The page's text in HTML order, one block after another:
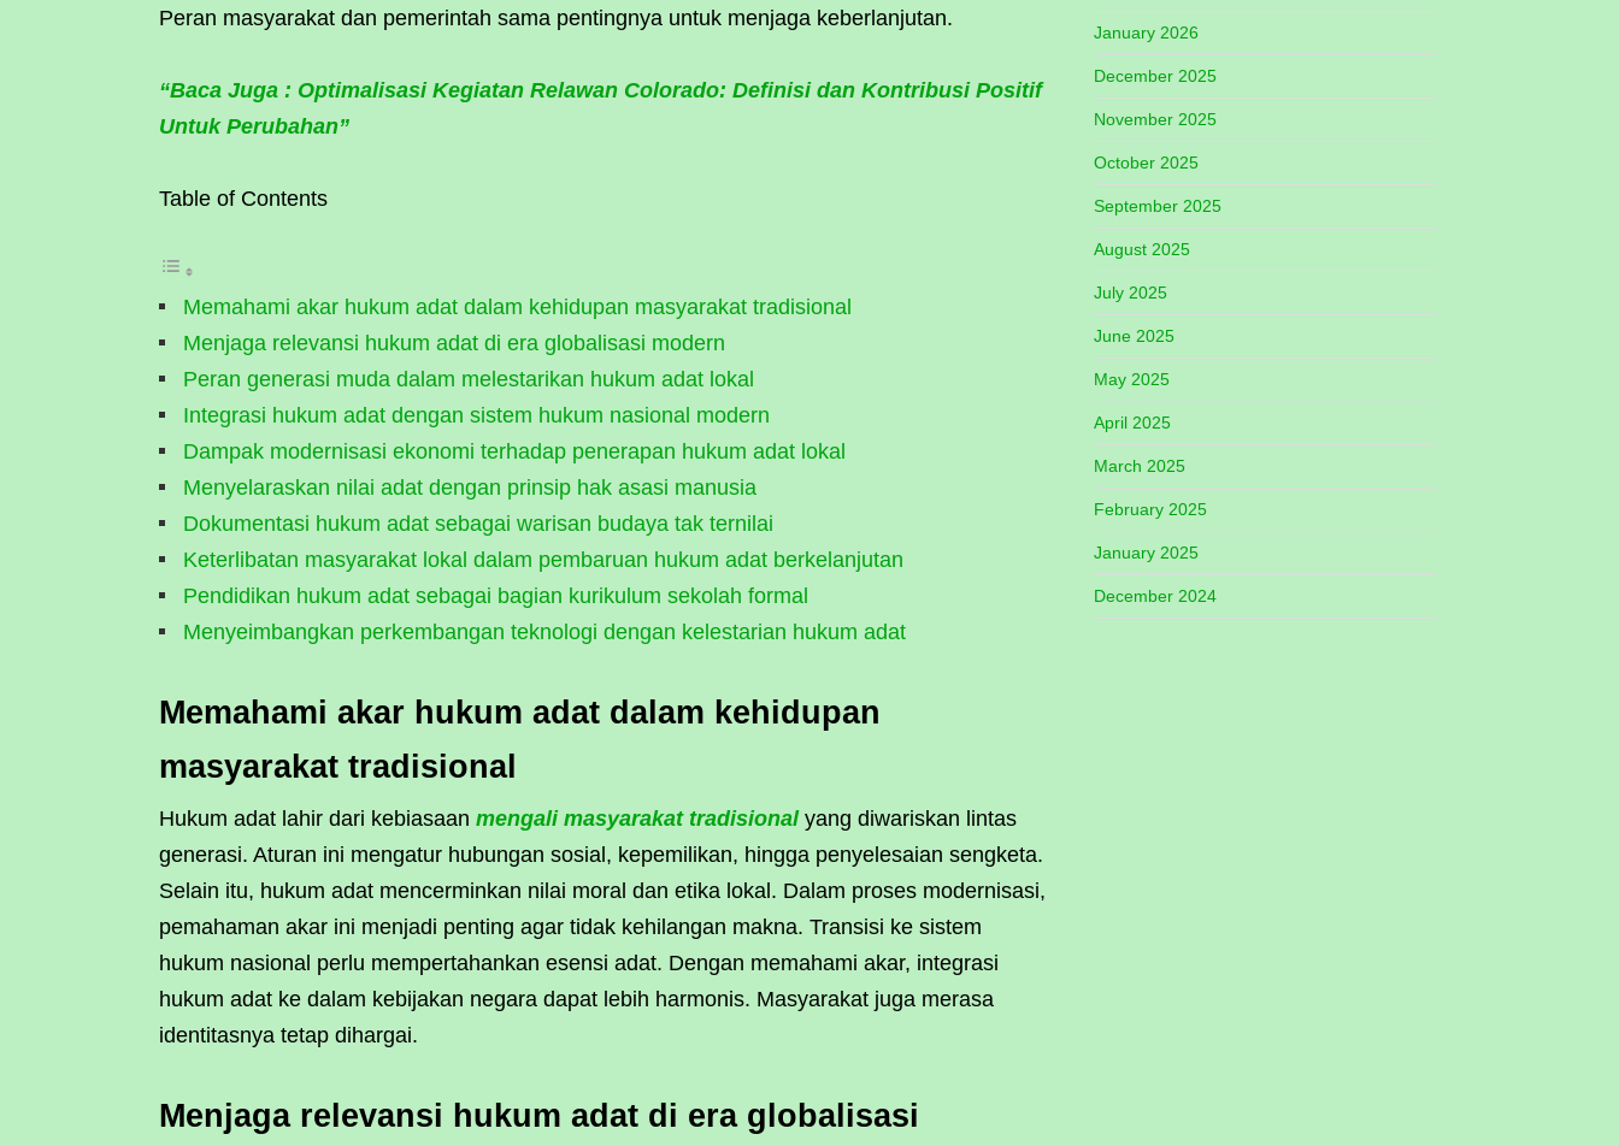
Peran masyarakat dan pemerintah sama pentingnya untuk menjaga keberlanjutan.
“Baca Juga : Optimalisasi Kegiatan Relawan Colorado: Definisi dan Kontribusi Positif
Untuk Perubahan”
Table of Contents
Memahami akar hukum adat dalam kehidupan masyarakat tradisional
Menjaga relevansi hukum adat di era globalisasi modern
Peran generasi muda dalam melestarikan hukum adat lokal
Integrasi hukum adat dengan sistem hukum nasional modern
Dampak modernisasi ekonomi terhadap penerapan hukum adat lokal
Menyelaraskan nilai adat dengan prinsip hak asasi manusia
Dokumentasi hukum adat sebagai warisan budaya tak ternilai
Keterlibatan masyarakat lokal dalam pembaruan hukum adat berkelanjutan
Pendidikan hukum adat sebagai bagian kurikulum sekolah formal
Menyeimbangkan perkembangan teknologi dengan kelestarian hukum adat
Memahami akar hukum adat dalam kehidupan
masyarakat tradisional
Hukum adat lahir dari kebiasaan mengali masyarakat tradisionalyang diwariskan lintas
generasi. Aturan ini mengatur hubungan sosial, kepemilikan, hingga penyelesaian sengketa.
Selain itu, hukum adat mencerminkan nilai moral dan etika lokal. Dalam proses modernisasi,
pemahaman akar ini menjadi penting agar tidak kehilangan makna. Transisi ke sistem
hukum nasional perlu mempertahankan esensi adat. Dengan memahami akar, integrasi
hukum adat ke dalam kebijakan negara dapat lebih harmonis. Masyarakat juga merasa
identitasnya tetap dihargai.
Menjaga relevansi hukum adat di era globalisasi
January 2026
December 2025
November 2025
October 2025
September 2025
August 2025
July 2025
June 2025
May 2025
April 2025
March 2025
February 2025
January 2025
December 2024